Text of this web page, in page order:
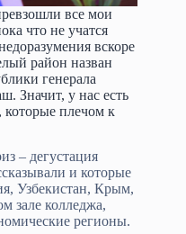
все мои
что не учатся
вскоре
район назван
генерала
Значит, у нас есть
которые плечом к
– дегустация
и которые
Узбекистан, Крым,
зале колледжа,
регионы.